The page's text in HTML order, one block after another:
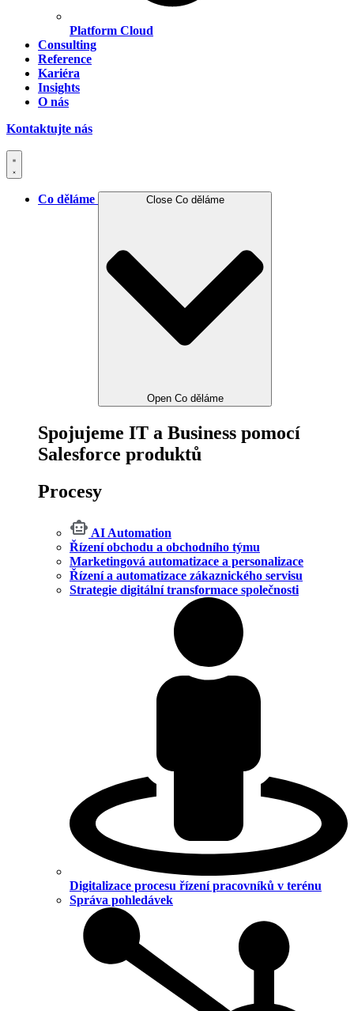
Platform Cloud
Consulting
Reference
Kariéra
Insights
O nás
Kontaktujte nás
Co děláme Close Co děláme
Open Co děláme
Spojujeme IT a Business pomocí
Salesforce produktů
Procesy
AI Automation
Řízení obchodu a obchodního týmu
Marketingová automatizace a personalizace
Řízení a automatizace zákaznického servisu
Strategie digitální transformace společnosti
Digitalizace procesu řízení pracovníků v terénu
Správa pohledávek